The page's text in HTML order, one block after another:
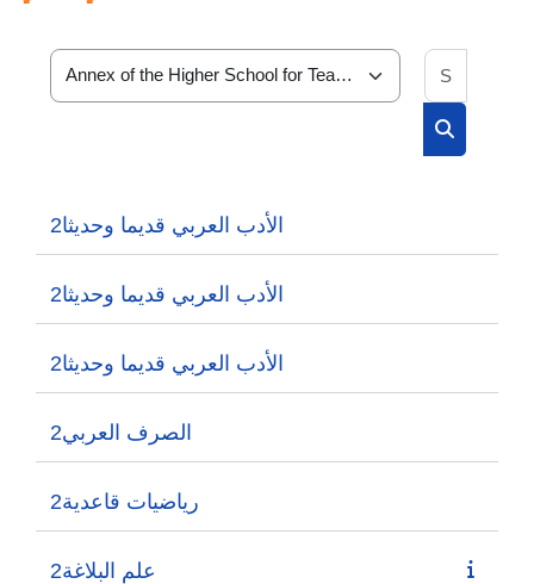
Course categories
الأدب العربي قديما وحديثا2
الأدب العربي قديما وحديثا2
الأدب العربي قديما وحديثا2
الصرف العربي2
رياضيات قاعدية2
2علم البلاغة